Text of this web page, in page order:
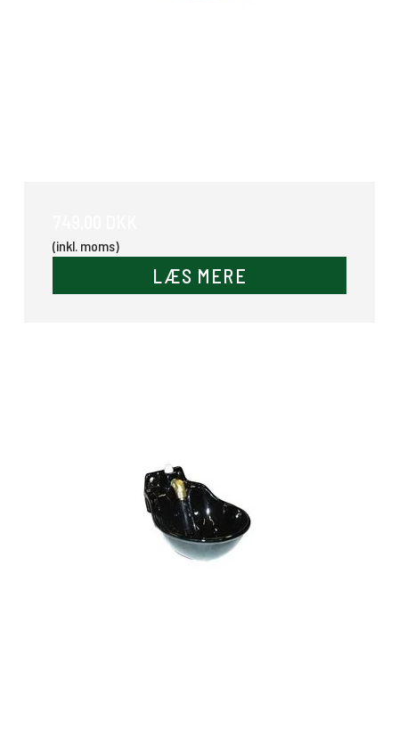
(inkl. moms)
LÆS MERE